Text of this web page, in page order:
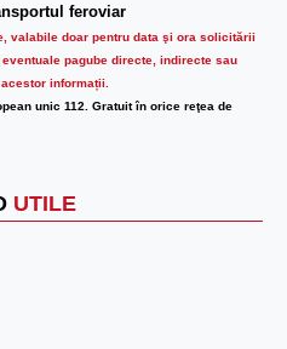
feroviar
valabile doar pentru data şi ora solicitării
pagube directe, indirecte sau
informații.
unic 112. Gratuit în orice reţea de
UTILE